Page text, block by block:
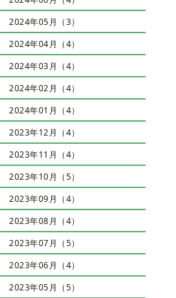
2024年05月（3）
2024年04月（4）
2024年03月（4）
2024年02月（4）
2024年01月（4）
2023年12月（4）
2023年11月（4）
2023年10月（5）
2023年09月（4）
2023年08月（4）
2023年07月（5）
2023年06月（4）
2023年05月（5）